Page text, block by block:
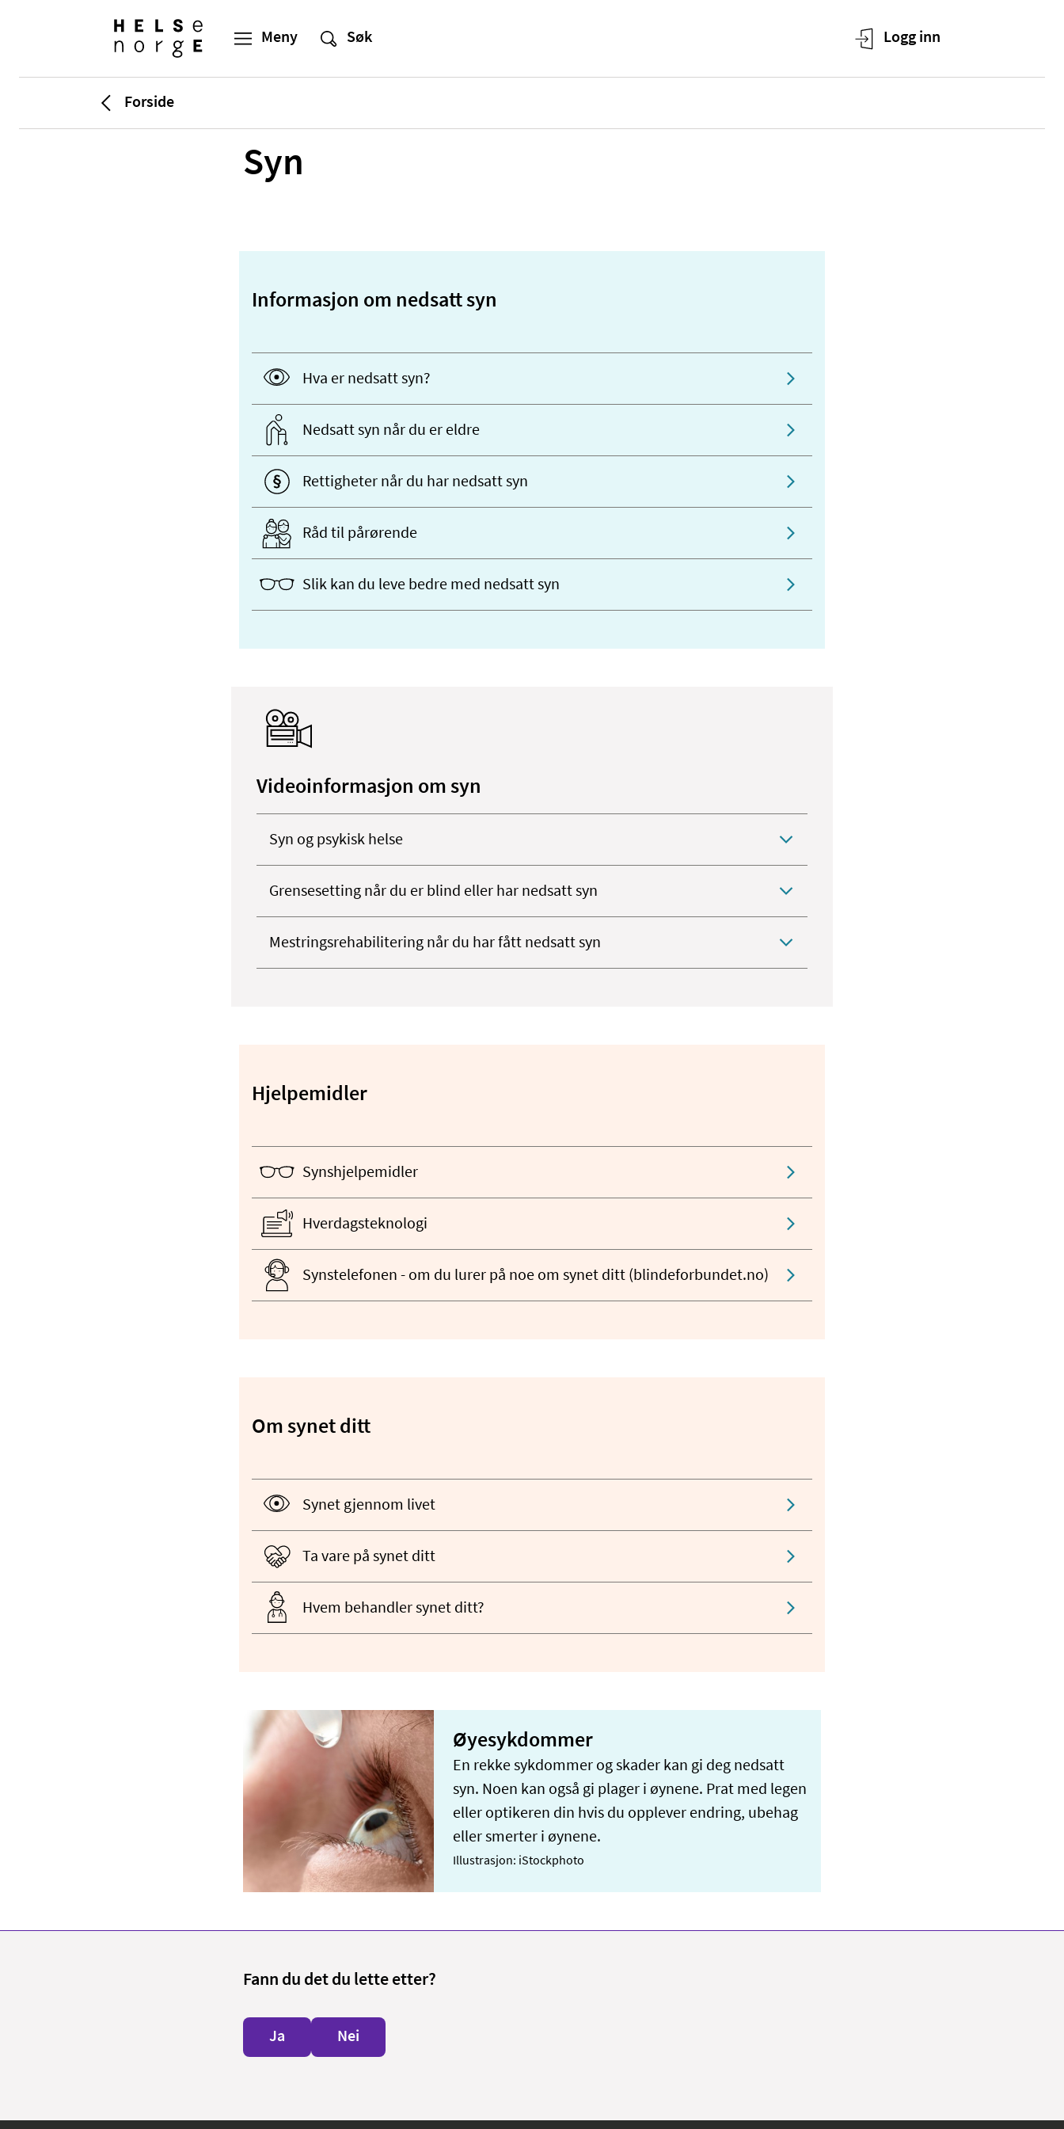
Forside
Syn
Informasjon om nedsatt syn
Hva er nedsatt syn?
Nedsatt syn når du er eldre
Rettigheter når du har nedsatt syn
Råd til pårørende
Slik kan du leve bedre med nedsatt syn
Videoinformasjon om syn
Syn og psykisk helse
Grensesetting når du er blind eller har nedsatt syn
Mestringsrehabilitering når du har fått nedsatt syn
Hjelpemidler
Synshjelpemidler
Hverdagsteknologi
Synstelefonen - om du lurer på noe om synet ditt (blindeforbundet.no)
Om synet ditt
Synet gjennom livet
Ta vare på synet ditt
Hvem behandler synet ditt?
Øyesykdommer
En rekke sykdommer og skader kan gi deg nedsatt
syn. Noen kan også gi plager i øynene. Prat med legen
eller optikeren din hvis du opplever endring, ubehag
eller smerter i øynene.
Illustrasjon: iStockphoto
Fann du det du lette etter?
Ja Nei